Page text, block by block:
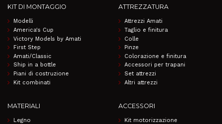
KIT DI MONTAGGIO
Modelli
America's Cup
Victory Models by Amati
First Step
Amati/Classic
Ship in a bottle
Piani di costruzione
Kit combinati
ATTREZZATURA
Attrezzi Amati
Taglio e finitura
Colle
Pinze
Colorazione e finitura
Accessori per trapani
Set attrezzi
Altri attrezzi
MATERIALI
Legno
ACCESSORI
Kit motorizzazione